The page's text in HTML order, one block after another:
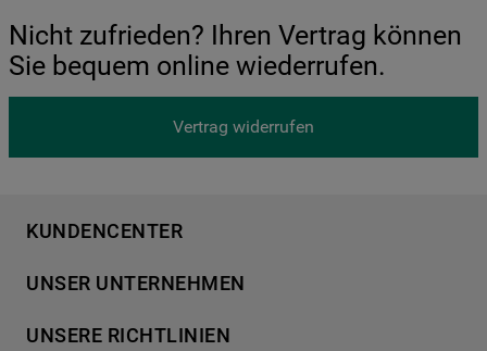
Nicht zufrieden? Ihren Vertrag können
Sie bequem online wiederrufen.
Vertrag widerrufen
KUNDENCENTER
Händlersuche
Häufige Fragen
UNSER UNTERNEHMEN
Für Händler
UNSERE RICHTLINIEN